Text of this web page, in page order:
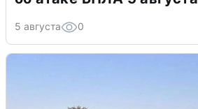
5 августа 0